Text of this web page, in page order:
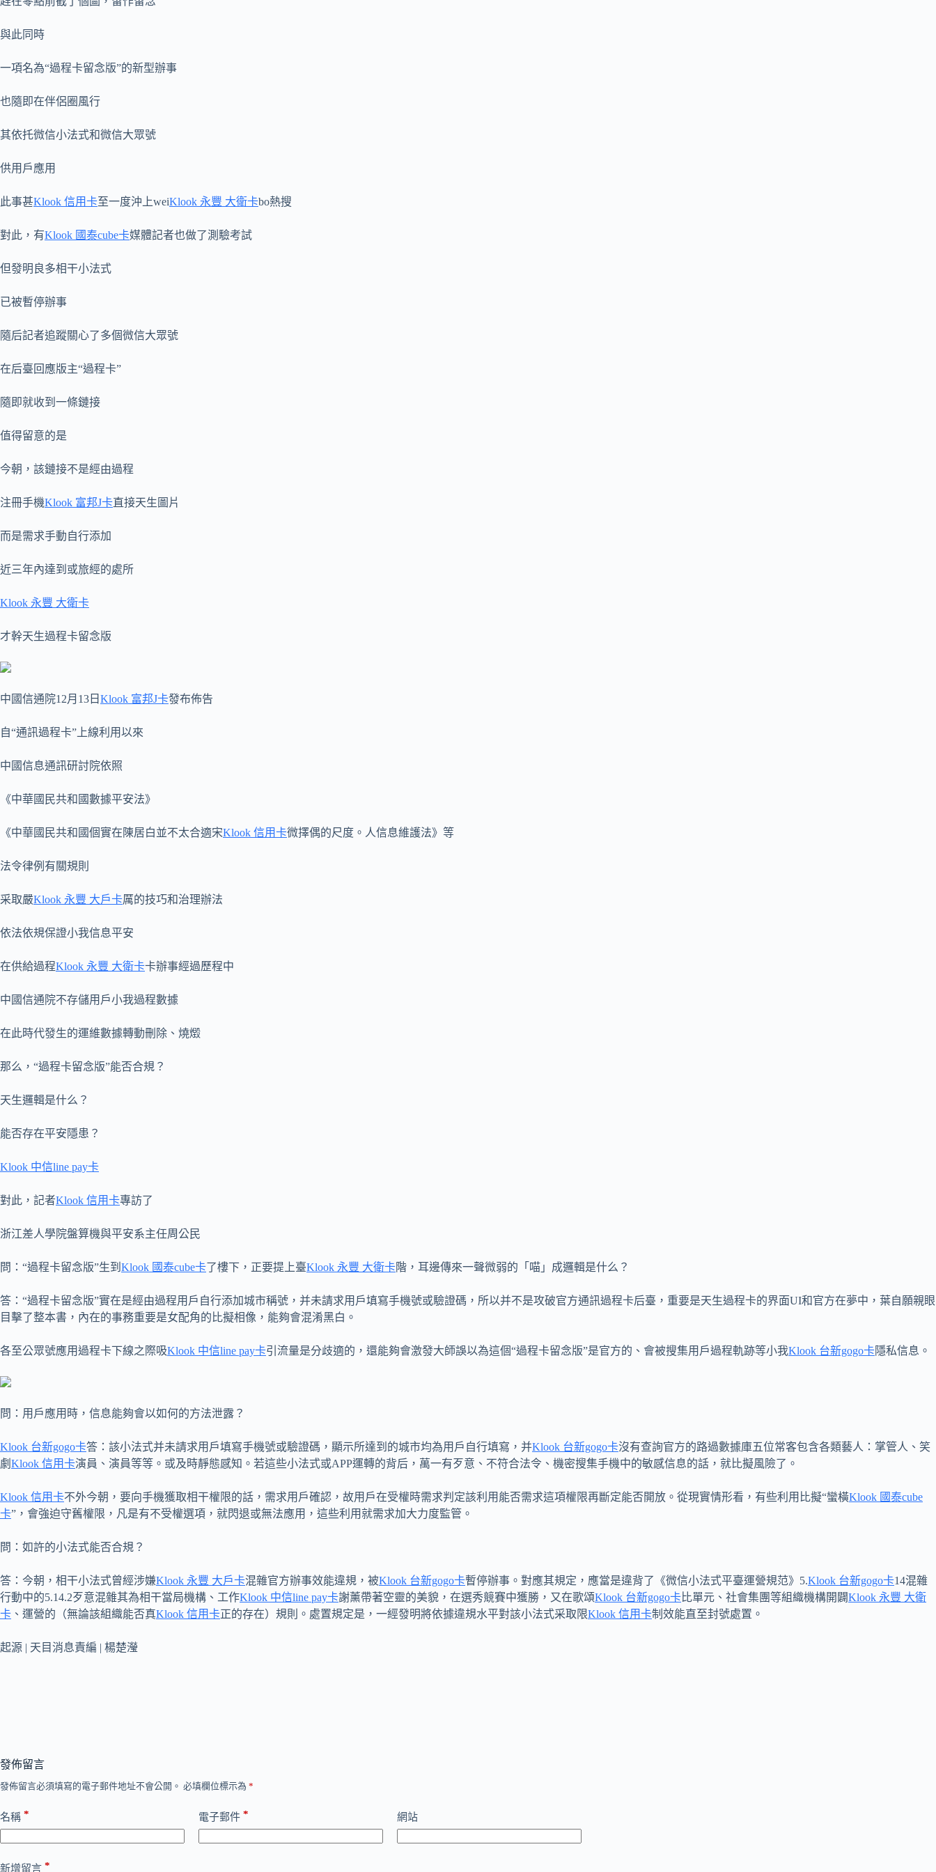
與此同時
一項名為“過程卡留念版”的新型辦事
也隨即在伴侶圈風行
其依托微信小法式和微信大眾號
供用戶應用
此事甚Klook 信用卡至一度沖上weiKlook 永豐 大衛卡bo熱搜
對此，有Klook 國泰cube卡媒體記者也做了測驗考試
但發明良多相干小法式
已被暫停辦事
隨后記者追蹤關心了多個微信大眾號
在后臺回應版主“過程卡”
隨即就收到一條鏈接
值得留意的是
今朝，該鏈接不是經由過程
注冊手機Klook 富邦J卡直接天生圖片
而是需求手動自行添加
近三年內達到或旅經的處所
Klook 永豐 大衛卡
才幹天生過程卡留念版
中國信通院12月13日 Klook 富邦J卡發布佈告
自“通訊過程卡”上線利用以來
中國信息通訊研討院依照
《中華國民共和國數據平安法》
《中華國民共和國個實在陳居白並不太合適宋Klook 信用卡微擇偶的尺度。人信息維護法》等
法令律例有關規則
采取嚴Klook 永豐 大戶卡厲的技巧和治理辦法
依法依規保證小我信息平安
在供給過程Klook 永豐 大衛卡卡辦事經過歷程中
中國信通院不存儲用戶小我過程數據
在此時代發生的運維數據轉動刪除、燒燬
那么，“過程卡留念版”能否合規？
天生邏輯是什么？
能否存在平安隱患？
Klook 中信line pay卡
對此，記者Klook 信用卡專訪了
浙江差人學院盤算機與平安系主任周公民
問：“過程卡留念版”生到 Klook 國泰cube卡了樓下，正要提上臺Klook 永豐 大衛卡階，耳邊傳來一聲微弱的「喵」成邏輯是什么？
答：“過程卡留念版”實在是經由過程用戶自行添加城市稱號，并未請求用戶填寫手機號或驗證碼，所以并不是攻破官方通訊過程卡后臺，重要是天生過程卡的界面UI和官方在夢中，葉自願親眼
目擊了整本書，內在的事務重要是女配角的比擬相像，能夠會混淆黑白。
各至公眾號應用過程卡下線之際吸Klook 中信line pay卡引流量是分歧適的，還能夠會激發大師誤以為這個“過程卡留念版”是官方的、會被搜集用戶過程軌跡等小我Klook 台新gogo卡隱私信息。
問：用戶應用時，信息能夠會以如何的方法泄露？
Klook 台新gogo卡答：該小法式并未請求用戶填寫手機號或驗證碼，顯示所達到的城市均為用戶自行填寫，并Klook 台新gogo卡沒有查詢官方的路過數據庫五位常客包含各類藝人：掌管人、笑
劇 Klook 信用卡演員、演員等等。或及時靜態感知。若這些小法式或APP運轉的背后，萬一有歹意、不符合法令、機密搜集手機中的敏感信息的話，就比擬風險了。
Klook 信用卡不外今朝，要向手機獲取相干權限的話，需求用戶確認，故用戶在受權時需求判定該利用能否需求這項權限再斷定能否開放。從現實情形看，有些利用比擬“蠻橫Klook 國泰cube
卡”，會強迫守舊權限，凡是有不受權選項，就閃退或無法應用，這些利用就需求加大力度監管。
問：如許的小法式能否合規？
答：今朝，相干小法式曾經涉嫌Klook 永豐 大戶卡混雜官方辦事效能違規，被Klook 台新gogo卡暫停辦事。對應其規定，應當是違背了《微信小法式平臺運營規范》5.Klook 台新gogo卡14混雜
行動中的5.14.2歹意混雜其為相干當局機構、工作Klook 中信line pay卡謝薰帶著空靈的美貌，在選秀競賽中獲勝，又在歌頌Klook 台新gogo卡比單元、社會集團等組織機構開闢Klook 永豐 大衛
卡 、運營的（無論該組織能否真Klook 信用卡正的存在）規則。處置規定是，一經發明將依據違規水平對該小法式采取限Klook 信用卡制效能直至封號處置。
起源 | 天目消息責編 | 楊楚瀅
發佈留言
發佈留言必須填寫的電子郵件地址不會公開。 必填欄位標示為 *
名稱 * 電子郵件 * 網站
新增留言 *